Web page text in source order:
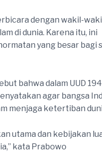
dengan wakil-
di dunia. Karena itu, ini
yang besar bagi
bahwa dalam UUD
agar bangsa
menjaga ketertiban
utama dan kebijakan
kata Prabowo